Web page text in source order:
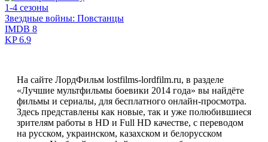
1-4 сезоны
Звездные войны: Повстанцы
IMDB 8
KP6.9
На сайте ЛордФильм lostfilms-lordfilm.ru, в разделе
«Лучшие мультфильмы боевики 2014 года» вы найдёте
фильмы и сериалы, для бесплатного онлайн-просмотра.
Здесь представлены как новые, так и уже полюбившиеся
зрителям работы в HD и Full HD качестве, с переводом
на русском, украинском, казахском и белорусском